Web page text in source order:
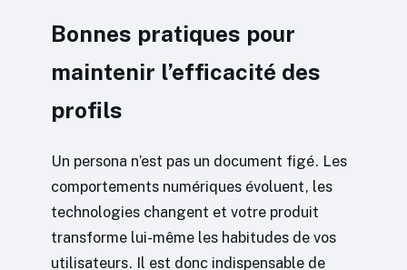
Bonnes pratiques pour
maintenir l’efficacité des
profils
Un persona n’est pas un document figé. Les
comportements numériques évoluent, les
technologies changent et votre produit
transforme lui-même les habitudes de vos
utilisateurs. Il est donc indispensable de